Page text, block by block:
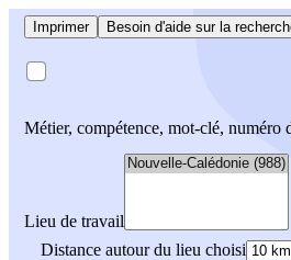
Imprimer Besoin d'aide sur la
Métier, compétence, mot-clé, numéro
Lieu de travail
Distance autour du lieu choisi